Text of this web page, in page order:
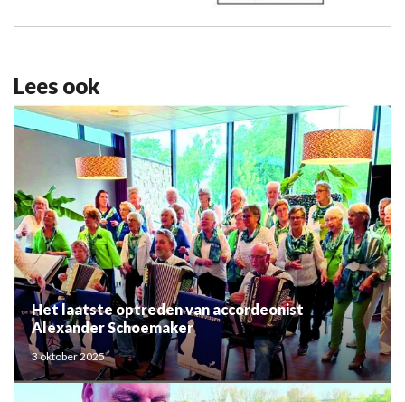
Lees ook
Het laatste optreden van accordeonist
Alexander Schoemaker
3 oktober 2025